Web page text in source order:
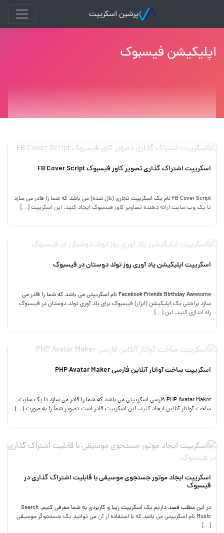
پرشین اسکریپت
اپلیکیشن فیسبوک
اسکریپت اشتراک گذاری تصویر کاور فیسبوک FB Cover Script
FB Cover Script نام یک اسکریپت تجاری (نال شده) می باشد که شما را قادر می سازد
تا یک وب سایت ارائه دهنده تصاویر کاور فیسبوک ایجاد کنید. این اسکریپت […]
اسکریپت اپلیکیشن یاد آوری روز تولد دوستان در فیسبوک
Facebook Friends Birthday Awesome نام اسکریپتی می باشد که شما را قادر می
سازد براحتی یک اپلیکیشن (ابزار) فیسبوک برای یاد آوری تولد دوستان در فیسبوک
راه اندازی کنید. این […]
اسکریپت ساخت آواتار آنلاین فارسی PHP Avatar Maker
PHP Avatar Maker فارسی اسکریپتی می باشد که شما را قادر می سازد تا یک سایت
ساخت آواتار آنلاین ایجاد کنید. این اسکریپت قادر است تصویر شما را به صورت […]
اسکریپت ایجاد موتور جستجوی موسیقی با قابلیت اشتراک گذاری در
فیسبوک
در این مطلب قصد داریم یک اسکریپت زیبا و کاربردی به شما معرفی کنیم. Search
Music نام اسکریپتی می باشد که با استفاده از آن می توانید یک جستجوگر موسیقی
[…]